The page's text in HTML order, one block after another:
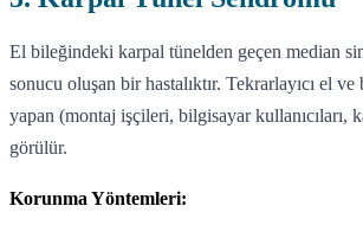
El bileğindeki karpal tünelden geçen median
sonucu oluşan bir hastalıktır. Tekrarlayıcı el
yapan (montaj işçileri, bilgisayar kullanıcıları,
görülür.
Korunma Yöntemleri: